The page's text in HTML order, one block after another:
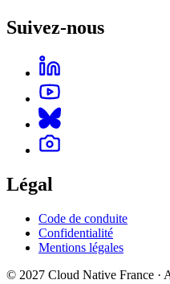
Suivez-nous
Légal
Code de conduite
Confidentialité
Mentions légales
© 2027 Cloud Native France ·